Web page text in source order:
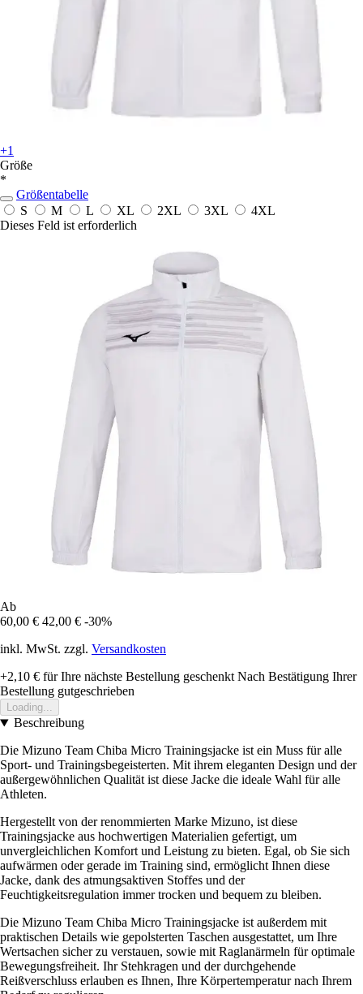
+1
Größe
*
Größentabelle
S
M L XL 2XL 3XL
4XL
Dieses Feld ist erforderlich
Ab
60,00 € 42,00 € -30%
inkl. MwSt. zzgl. Versandkosten
+2,10 € für Ihre nächste Bestellung geschenkt Nach Bestätigung Ihrer
Bestellung gutgeschrieben
Loading...
Beschreibung
Die Mizuno Team Chiba Micro Trainingsjacke ist ein Muss für alle
Sport- und Trainingsbegeisterten. Mit ihrem eleganten Design und der
außergewöhnlichen Qualität ist diese Jacke die ideale Wahl für alle
Athleten.
Hergestellt von der renommierten Marke Mizuno, ist diese
Trainingsjacke aus hochwertigen Materialien gefertigt, um
unvergleichlichen Komfort und Leistung zu bieten. Egal, ob Sie sich
aufwärmen oder gerade im Training sind, ermöglicht Ihnen diese
Jacke, dank des atmungsaktiven Stoffes und der
Feuchtigkeitsregulation immer trocken und bequem zu bleiben.
Die Mizuno Team Chiba Micro Trainingsjacke ist außerdem mit
praktischen Details wie gepolsterten Taschen ausgestattet, um Ihre
Wertsachen sicher zu verstauen, sowie mit Raglanärmeln für optimale
Bewegungsfreiheit. Ihr Stehkragen und der durchgehende
Reißverschluss erlauben es Ihnen, Ihre Körpertemperatur nach Ihrem